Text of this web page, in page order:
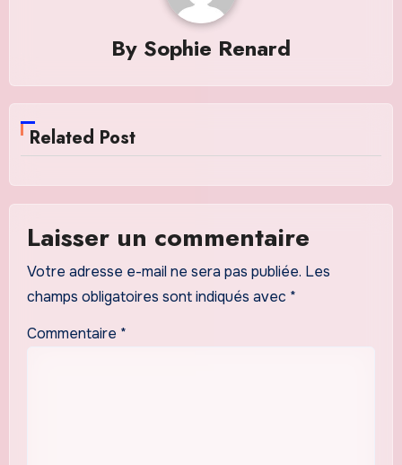
By Sophie Renard
Related Post
Laisser un commentaire
Votre adresse e-mail ne sera pas publiée. Les
champs obligatoires sont indiqués avec *
Commentaire *